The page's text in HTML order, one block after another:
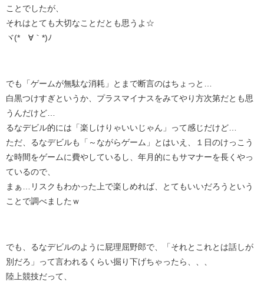
ことでしたが、
それはとても大切なことだとも思うよ☆
ヾ(*´∀｀*)ﾉ
でも「ゲームが無駄な消耗」とまで断言のはちょっと…
白黒つけすぎというか、プラスマイナスをみてやり方次第だとも思
うんだけど…
るなデビル的には「楽しけりゃいいじゃん」って感じだけど…
ただ、るなデビルも「～ながらゲーム」とはいえ、１日のけっこう
な時間をゲームに費やしているし、年月的にもサマナーを長くやっ
ているので、
まぁ…リスクもわかった上で楽しめれば、とてもいいだろうという
ことで調べましたｗ
でも、るなデビルのように屁理屈野郎で、「それとこれとは話しが
別だろ」って言われるくらい掘り下げちゃったら、、、
陸上競技だって、